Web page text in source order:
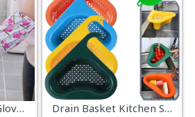
১ জোড়া Full Hand Gloves For The Kitchen Drain Basket Kitchen Sink Drain